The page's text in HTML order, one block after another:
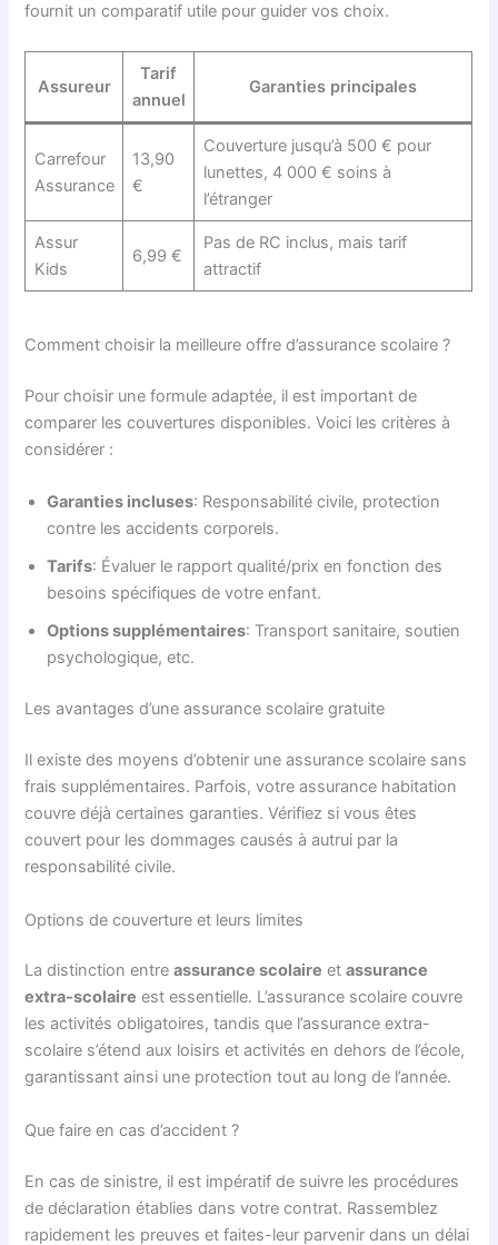
fournit un comparatif utile pour guider vos choix.
Assureur
Tarif
annuel
Garanties principales
Carrefour
Assurance
13,90
€
Couverture jusqu’à 500 € pour
lunettes, 4 000 € soins à
l’étranger
Assur
Kids
6,99 €
Pas de RC inclus, mais tarif
attractif
Comment choisir la meilleure offre d’assurance scolaire ?
Pour choisir une formule adaptée, il est important de
comparer les couvertures disponibles. Voici les critères à
considérer :
Garanties incluses: Responsabilité civile, protection
contre les accidents corporels.
Tarifs: Évaluer le rapport qualité/prix en fonction des
besoins spécifiques de votre enfant.
Options supplémentaires: Transport sanitaire, soutien
psychologique, etc.
Les avantages d’une assurance scolaire gratuite
Il existe des moyens d’obtenir une assurance scolaire sans
frais supplémentaires. Parfois, votre assurance habitation
couvre déjà certaines garanties. Vérifiez si vous êtes
couvert pour les dommages causés à autrui par la
responsabilité civile.
Options de couverture et leurs limites
La distinction entreassurance scolaire etassurance
extra-scolaire est essentielle. L’assurance scolaire couvre
les activités obligatoires, tandis que l’assurance extra-
scolaire s’étend aux loisirs et activités en dehors de l’école,
garantissant ainsi une protection tout au long de l’année.
Que faire en cas d’accident ?
En cas de sinistre, il est impératif de suivre les procédures
de déclaration établies dans votre contrat. Rassemblez
rapidement les preuves et faites-leur parvenir dans un délai